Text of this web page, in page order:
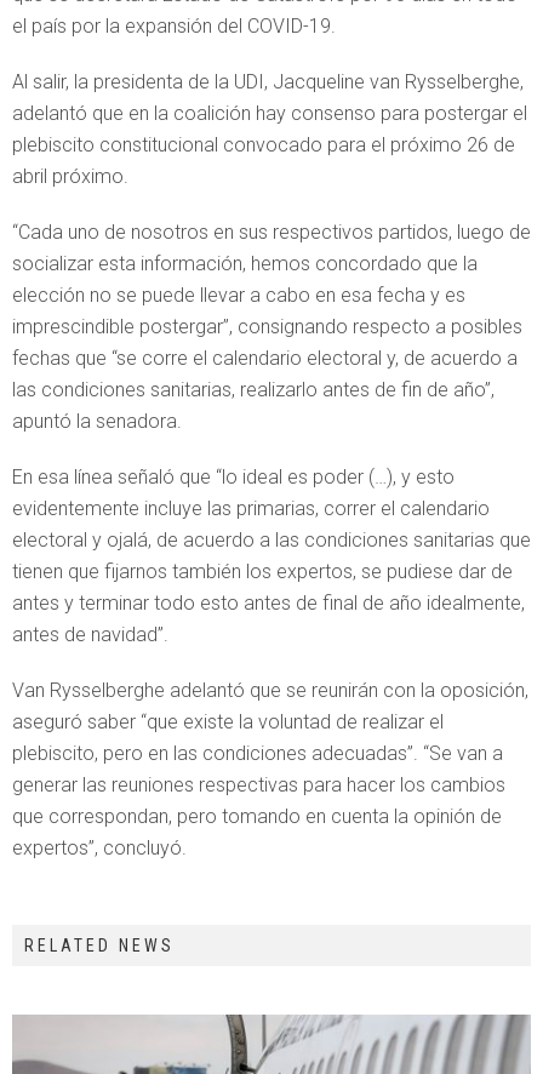
el país por la expansión del COVID-19.
Al salir, la presidenta de la UDI, Jacqueline van Rysselberghe,
adelantó que en la coalición hay consenso para postergar el
plebiscito constitucional convocado para el próximo 26 de
abril próximo.
“Cada uno de nosotros en sus respectivos partidos, luego de
socializar esta información, hemos concordado que la
elección no se puede llevar a cabo en esa fecha y es
imprescindible postergar”, consignando respecto a posibles
fechas que “se corre el calendario electoral y, de acuerdo a
las condiciones sanitarias, realizarlo antes de fin de año”,
apuntó la senadora.
En esa línea señaló que “lo ideal es poder (…), y esto
evidentemente incluye las primarias, correr el calendario
electoral y ojalá, de acuerdo a las condiciones sanitarias que
tienen que fijarnos también los expertos, se pudiese dar de
antes y terminar todo esto antes de final de año idealmente,
antes de navidad”.
Van Rysselberghe adelantó que se reunirán con la oposición,
aseguró saber “que existe la voluntad de realizar el
plebiscito, pero en las condiciones adecuadas”. “Se van a
generar las reuniones respectivas para hacer los cambios
que correspondan, pero tomando en cuenta la opinión de
expertos”, concluyó.
RELATED NEWS